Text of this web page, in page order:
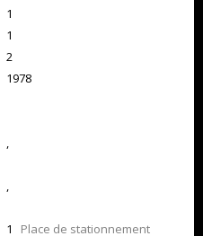
1
1
2
1978
,
,
1 Place de stationnement